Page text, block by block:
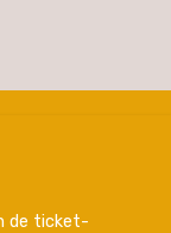
de ticket-